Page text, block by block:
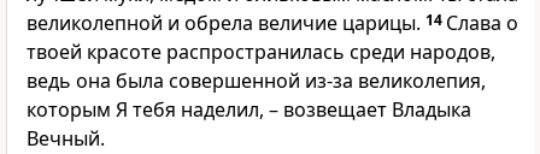
великолепной и обрела величие царицы. 14 Слава о
твоей красоте распространилась среди народов,
ведь она была совершенной из-за великолепия,
которым Я тебя наделил, – возвещает Владыка
Вечный.